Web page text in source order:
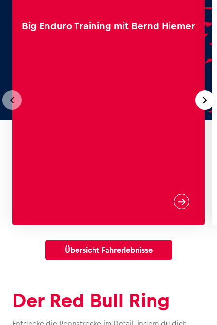
Big Enduro Training mit Bernd Hiemer
Übersicht Fahrerlebnisse
Der Red Bull Ring